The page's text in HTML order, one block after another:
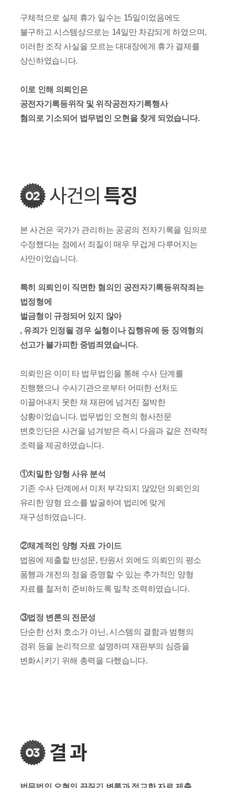
구체적으로 실제 휴가 일수는 15일이었음에도
불구하고 시스템상으로는 14일만 차감되게 하였으며,
이러한 조작 사실을 모르는 대대장에게 휴가 결제를
상신하였습니다.
이로 인해 의뢰인은
공전자기록등위작 및 위작공전자기록행사
혐의로 기소되어 법무법인 오현을 찾게 되었습니다.
본 사건은 국가가 관리하는 공공의 전자기록을 임의로
수정했다는 점에서 죄질이 매우 무겁게 다루어지는
사안이었습니다.
특히 의뢰인이 직면한 혐의인 공전자기록등위작죄는
법정형에
벌금형이 규정되어 있지 않아
, 유죄가 인정될 경우 실형이나 집행유예 등 징역형의
선고가 불가피한 중범죄였습니다.
의뢰인은 이미 타 법무법인을 통해 수사 단계를
진행했으나 수사기관으로부터 어떠한 선처도
이끌어내지 못한 채 재판에 넘겨진 절박한
상황이었습니다. 법무법인 오현의 형사전문
변호인단은 사건을 넘겨받은 즉시 다음과 같은 전략적
조력을 제공하였습니다.
①치밀한 양형 사유 분석
기존 수사 단계에서 미처 부각되지 않았던 의뢰인의
유리한 양형 요소를 발굴하여 법리에 맞게
재구성하였습니다.
②체계적인 양형 자료 가이드
법원에 제출할 반성문, 탄원서 외에도 의뢰인의 평소
품행과 개전의 정을 증명할 수 있는 추가적인 양형
자료를 철저히 준비하도록 밀착 조력하였습니다.
③법정 변론의 전문성
단순한 선처 호소가 아닌, 시스템의 결함과 범행의
경위 등을 논리적으로 설명하며 재판부의 심증을
변화시키기 위해 총력을 다했습니다.